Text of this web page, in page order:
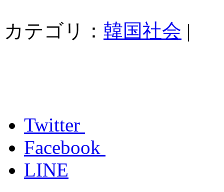
カテゴリ： 韓国社会 |
Twitter
Facebook
LINE